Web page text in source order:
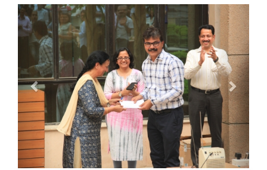
Previous Next